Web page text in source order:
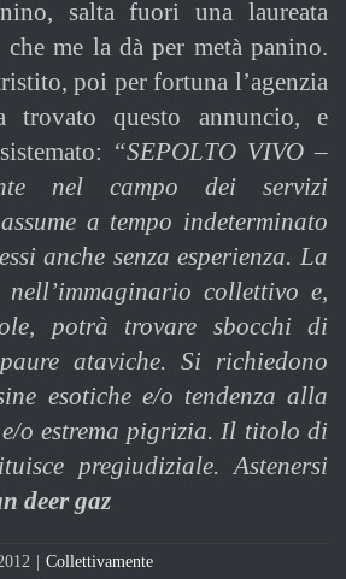
salta fuori una laureata
me la dà per metà panino.
poi per fortuna l’agenzia
trovato questo annuncio, e
“SEPOLTO VIVO –
nel campo dei servizi
a tempo indeterminato
anche senza esperienza. La
collettivo e,
potrà trovare sbocchi di
ataviche. Si richiedono
esotiche e/o tendenza alla
o estrema pigrizia. Il titolo di
pregiudiziale. Astenersi
deer gaz
Collettivamente